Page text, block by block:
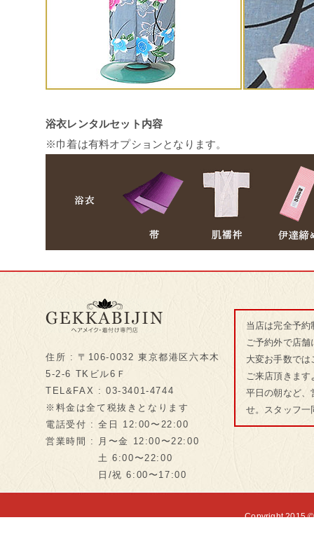
浴衣レンタルセット内容
※巾着は有料オプションとなります。
住所 : 〒106-0032 東京都港区六本木
5-2-6 TKビル6Ｆ
TEL&FAX : 03-3401-4744
※料金は全て税抜きとなります
電話受付 : 全日 12:00〜22:00
営業時間 : 月〜金 12:00〜22:00
土 6:00〜22:00
日/祝 6:00〜17:00
当店は完全予
ご予約外で店
大変お手数で
ご来店頂きま
平日の朝など、
せ。スタッフ一
Copyright 2015